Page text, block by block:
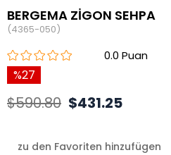
BERGEMA ZİGON SEHPA
(4365-050)
0.0
27
$590.80 $431.25
zu den Favoriten hinzufügen